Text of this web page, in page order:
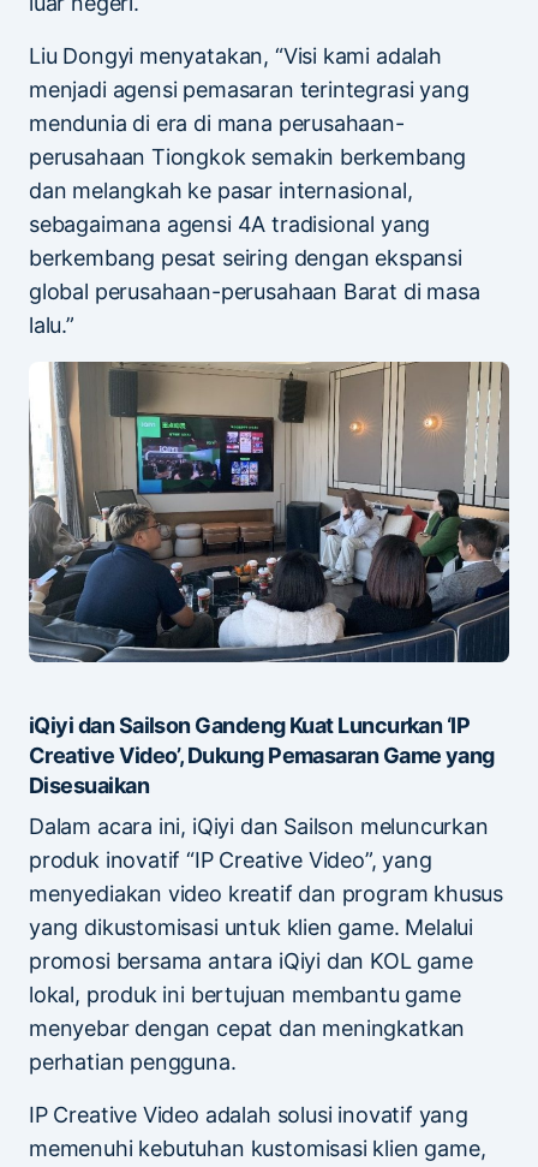
Liu Dongyi menyatakan, “Visi kami adalah
menjadi agensi pemasaran terintegrasi yang
mendunia di era di mana perusahaan-
perusahaan Tiongkok semakin berkembang
dan melangkah ke pasar internasional,
sebagaimana agensi 4A tradisional yang
berkembang pesat seiring dengan ekspansi
global perusahaan-perusahaan Barat di masa
lalu.”
iQiyi dan Sailson Gandeng Kuat Luncurkan ‘IP
Creative Video’, Dukung Pemasaran Game yang
Disesuaikan
Dalam acara ini, iQiyi dan Sailson meluncurkan
produk inovatif “IP Creative Video”, yang
menyediakan video kreatif dan program khusus
yang dikustomisasi untuk klien game. Melalui
promosi bersama antara iQiyi dan KOL game
lokal, produk ini bertujuan membantu game
menyebar dengan cepat dan meningkatkan
perhatian pengguna.
IP Creative Video adalah solusi inovatif yang
memenuhi kebutuhan kustomisasi klien game,